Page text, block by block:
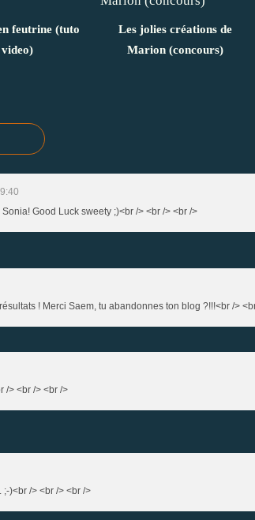
feutrine (tuto
video)
Les jolies créations de
Marion (concours)
Good Luck sweety ;)<br /> <br /> <br />
! Merci Saem, tu abandonnes ton blog ?!!!<br />
/> <br /> <br />
)<br /> <br /> <br />